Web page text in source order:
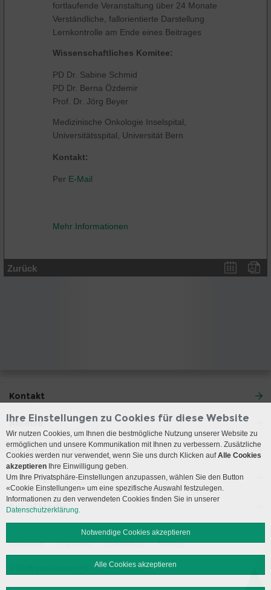
fortlaufende Veranstaltung über 24 Monate
Verständliche, fallorientierte Darstellung
Lernkontrolle am Ende eines Beitrages
Wissenschaftliches Komitee:
PD Dr. Sabine Schmid
PD Dr. Berna Özdemir
Prof. Dr. Jörg Beyer
Medizinische Onkologie Inselspital,
Universitätsspital, Universität Bern
Kontakt:
Per E-Mail
Mehr Informationen
Zurück
Kontakt
Anreise
Sie erreichen uns
Onkologie
Social Media
Impressum Disclaimer Datenschutz Sitemap
Ihre Einstellungen zu Cookies für diese Website
Wir nutzen Cookies, um Ihnen die bestmögliche Nutzung unserer Website zu
ermöglichen und unsere Kommunikation mit Ihnen zu verbessern. Zusätzliche
Cookies werden nur verwendet, wenn Sie uns durch Klicken aufAlle Cookies
akzeptieren Ihre Einwilligung geben.
Um Ihre Privatsphäre-Einstellungen anzupassen, wählen Sie den Button
«Cookie Einstellungen» um eine spezifische Auswahl festzulegen.
Informationen zu den verwendeten Cookies finden Sie in unserer
Datenschutzerklärung.
Notwendige Cookies akzeptieren
Alle Cookies akzeptieren